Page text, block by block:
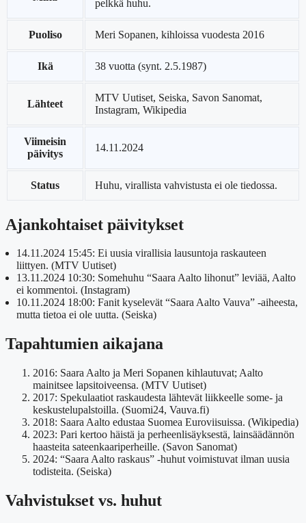
pelkkä huhu.
Puoliso Meri Sopanen, kihloissa vuodesta 2016
Ikä 38 vuotta (synt. 2.5.1987)
Lähteet
MTV Uutiset, Seiska, Savon Sanomat,
Instagram, Wikipedia
Viimeisin
päivitys
14.11.2024
Status Huhu, virallista vahvistusta ei ole tiedossa.
Ajankohtaiset päivitykset
14.11.2024 15:45: Ei uusia virallisia lausuntoja raskauteen
liittyen. (MTV Uutiset)
13.11.2024 10:30: Somehuhu “Saara Aalto lihonut” leviää, Aalto
ei kommentoi. (Instagram)
10.11.2024 18:00: Fanit kyselevät “Saara Aalto Vauva” -aiheesta,
mutta tietoa ei ole uutta. (Seiska)
Tapahtumien aikajana
2016: Saara Aalto ja Meri Sopanen kihlautuvat; Aalto
mainitsee lapsitoiveensa. (MTV Uutiset)
2017: Spekulaatiot raskaudesta lähtevät liikkeelle some- ja
keskustelupalstoilla. (Suomi24, Vauva.fi)
2018: Saara Aalto edustaa Suomea Euroviisuissa. (Wikipedia)
2023: Pari kertoo häistä ja perheenlisäyksestä, lainsäädännön
haasteita sateenkaariperheille. (Savon Sanomat)
2024: “Saara Aalto raskaus” -huhut voimistuvat ilman uusia
todisteita. (Seiska)
Vahvistukset vs. huhut